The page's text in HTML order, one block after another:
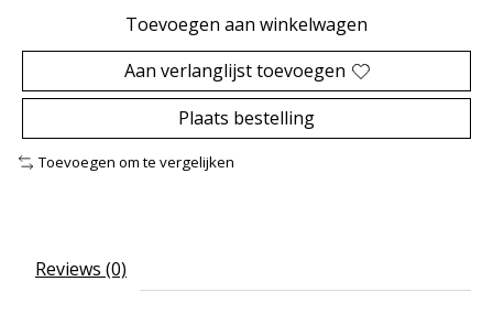
Toevoegen aan winkelwagen
Aan verlanglijst toevoegen
Plaats bestelling
Toevoegen om te vergelijken
Reviews (0)